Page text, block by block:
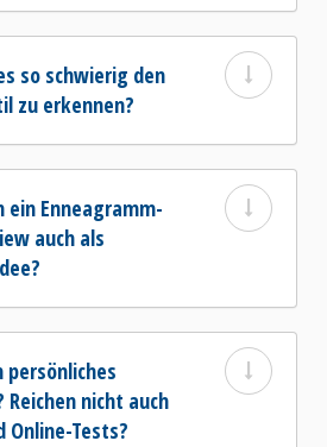
so schwierig den
zu erkennen?
ein Enneagramm-
auch als
persönliches
nicht auch
Online-Tests?